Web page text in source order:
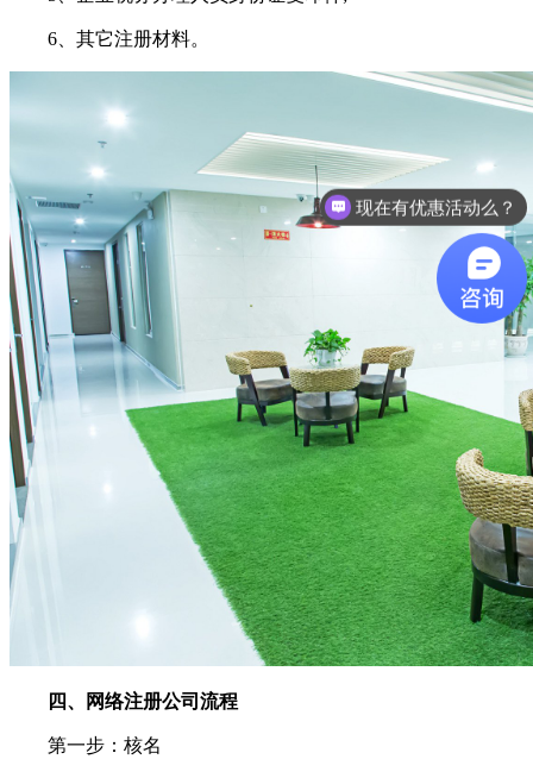
6、其它注册材料。
四、网络注册公司流程
第一步：核名
现在有优惠活动么？